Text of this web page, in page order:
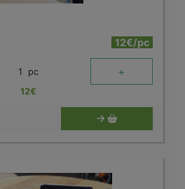
12€/pc
1 pc +
12€